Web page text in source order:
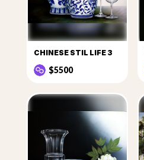
CHINESE STIL LIFE 3
$5500